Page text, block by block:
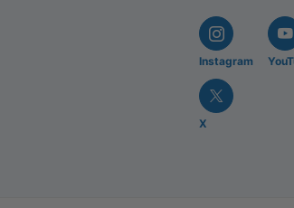
& verwerking
Lamineren &
Instagram
X